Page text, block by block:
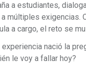
a estudiantes,
múltiples exigencias.
a cargo, el reto se
nació la
le voy a fallar hoy?